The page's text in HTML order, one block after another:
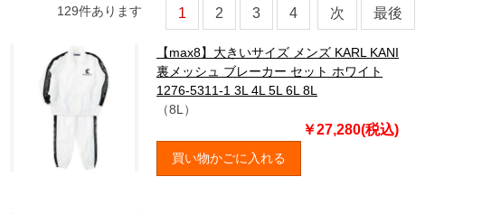
129件あります 1 2 3 4 次 最後
【max8】大きいサイズ メンズ KARL KANI
裏メッシュ ブレーカー セット ホワイト
1276-5311-1 3L 4L 5L 6L 8L
（8L）
￥27,280(税込)
買い物かごに入れる